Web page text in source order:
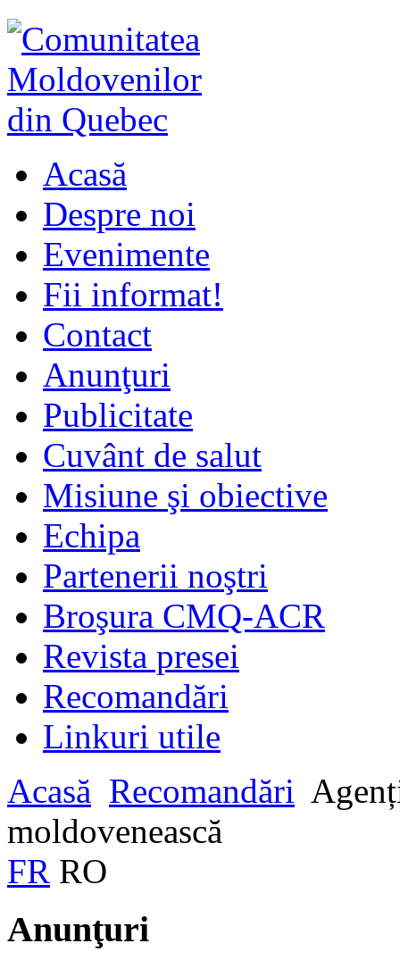
Acasă
Despre noi
Evenimente
Fii informat!
Contact
Anunţuri
Publicitate
Cuvânt de salut
Misiune şi obiective
Echipa
Partenerii noştri
Broşura CMQ-ACR
Revista presei
Recomandări
Linkuri utile
Acasă Recomandări
moldovenească
FR RO
Anunţuri